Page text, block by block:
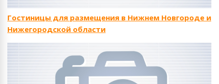
Гостиницы для размещения в Нижнем Новгороде и
Нижегородской области